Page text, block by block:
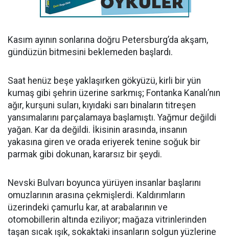
Kasım ayının sonlarına doğru Petersburg’da akşam,
gündüzün bitmesini beklemeden başlardı.
Saat henüz beşe yaklaşırken gökyüzü, kirli bir yün
kumaş gibi şehrin üzerine sarkmış; Fontanka Kanalı’nın
ağır, kurşuni suları, kıyıdaki sarı binaların titreşen
yansımalarını parçalamaya başlamıştı. Yağmur değildi
yağan. Kar da değildi. İkisinin arasında, insanın
yakasına giren ve orada eriyerek tenine soğuk bir
parmak gibi dokunan, kararsız bir şeydi.
Nevski Bulvarı boyunca yürüyen insanlar başlarını
omuzlarının arasına çekmişlerdi. Kaldırımların
üzerindeki çamurlu kar, at arabalarının ve
otomobillerin altında eziliyor; mağaza vitrinlerinden
taşan sıcak ışık, sokaktaki insanların solgun yüzlerine